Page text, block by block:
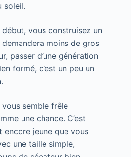
soleil.
vous construisez un
moins de gros
passer d’une génération
formé, c’est un peu un
semble frêle
une chance. C’est
encore jeune que vous
une taille simple,